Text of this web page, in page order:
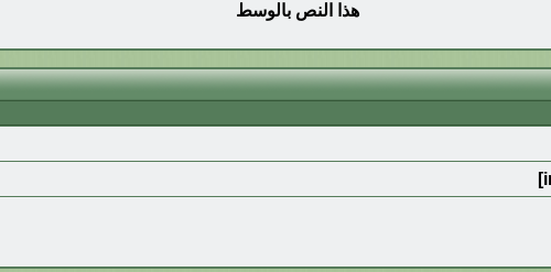
هذا النص بالوسط